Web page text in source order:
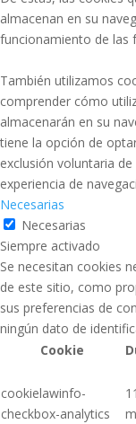
almacenan en su
funcionamiento de las
También utilizamos
comprender cómo
almacenarán en su
tiene la opción de
exclusión voluntaria
experiencia de
Necesarias
Necesarias
Siempre activado
Se necesitan cookies
de este sitio, como
sus preferencias de
ningún dato de
Cookie
cookielawinfo-
checkbox-analytics
11